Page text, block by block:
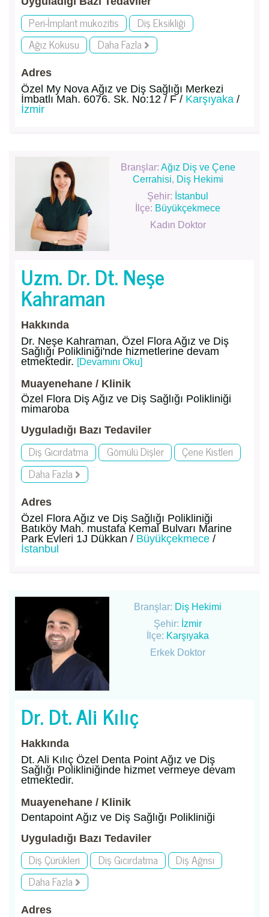
Peri-İmplant mukozitis
Diş Eksikliği
Ağız Kokusu
Daha Fazla
Adres
Özel My Nova Ağız ve Diş Sağlığı Merkezi
İmbatlı Mah. 6076. Sk. No:12 / F / Karşıyaka /
İzmir
Branşlar: Ağız Diş ve Çene
Cerrahisi, Diş Hekimi
Şehir: İstanbul
İlçe: Büyükçekmece
Kadın Doktor
Uzm. Dr. Dt. Neşe
Kahraman
Hakkında
Dr. Neşe Kahraman, Özel Flora Ağız ve Diş
Sağlığı Polikliniği'nde hizmetlerine devam
etmektedir. [Devamını Oku]
Muayenehane / Klinik
Özel Flora Diş Ağız ve Diş Sağlığı Polikliniği
mimaroba
Uyguladığı Bazı Tedaviler
Diş Gıcırdatma Gömülü Dişler
Çene Kistleri
Daha Fazla
Adres
Özel Flora Ağız ve Diş Sağlığı Polikliniği
Batıköy Mah. mustafa Kemal Bulvarı Marine
Park Evleri 1J Dükkan / Büyükçekmece /
İstanbul
Branşlar: Diş Hekimi
Şehir: İzmir
İlçe: Karşıyaka
Erkek Doktor
Dr. Dt. Ali Kılıç
Hakkında
Dt. Ali Kılıç Özel Denta Point Ağız ve Diş
Sağlığı Polikliniğinde hizmet vermeye devam
etmektedir.
Muayenehane / Klinik
Dentapoint Ağız ve Diş Sağlığı Polikliniği
Uyguladığı Bazı Tedaviler
Diş Çürükleri Diş Gıcırdatma
Diş Ağrısı
Daha Fazla
Adres